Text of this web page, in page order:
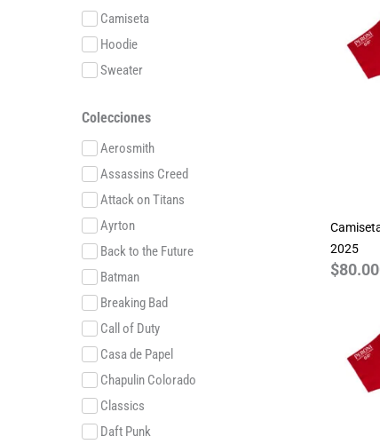
Camiseta
Hoodie
Sweater
Colecciones
Aerosmith
Assassins Creed
Attack on Titans
Ayrton
Back to the Future
Batman
Breaking Bad
Call of Duty
Casa de Papel
Chapulin Colorado
Classics
Daft Punk
2025
$